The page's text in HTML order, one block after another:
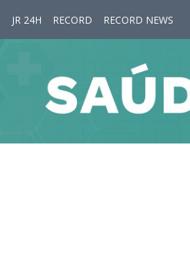
JR 24H RECORD RECORD NEWS